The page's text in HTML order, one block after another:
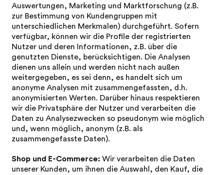
Auswertungen, Marketing und Marktforschung (z.B.
zur Bestimmung von Kundengruppen mit
unterschiedlichen Merkmalen) durchgeführt. Sofern
verfügbar, können wir die Profile der registrierten
Nutzer und deren Informationen, z.B. über die
genutzten Dienste, berücksichtigen. Die Analysen
dienen uns allein und werden nicht nach außen
weitergegeben, es sei denn, es handelt sich um
anonyme Analysen mit zusammengefassten, d.h.
anonymisierten Werten. Darüber hinaus respektieren
wir die Privatsphäre der Nutzer und verarbeiten die
Daten zu Analysezwecken so pseudonym wie möglich
und, wenn möglich, anonym (z.B. als
zusammengefasste Daten).
Shop und E-Commerce: Wir verarbeiten die Daten
unserer Kunden, um ihnen die Auswahl, den Kauf, die